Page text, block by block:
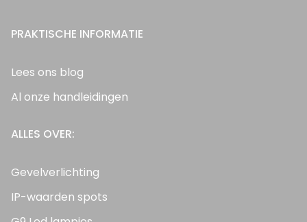
PRAKTISCHE INFORMATIE
Lees ons blog
Al onze handleidingen
ALLES OVER:
Gevelverlichting
IP-waarden spots